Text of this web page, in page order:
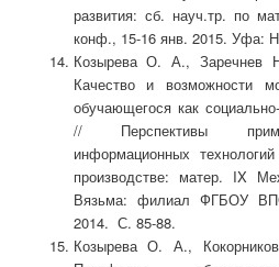
развития: сб. науч.тр. по
конф., 15-16 янв. 2015. Уфа:
Козырева О. А.,
Качество и возможности
обучающегося как
// Перспективы
информационных
производстве: матер. IX
Вязьма: филиал ФГБОУ
2014. С. 85-88.
Козырева О. А.,